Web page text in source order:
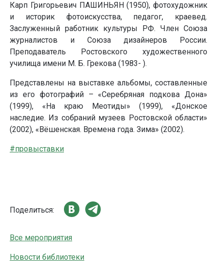
Карп Григорьевич ПАШИНЬЯН (1950), фотохудожник
и историк фотоискусства, педагог, краевед.
Заслуженный работник культуры РФ. Член Союза
журналистов и Союза дизайнеров России.
Преподаватель Ростовского художественного
училища имени М. Б. Грекова (1983- ).
Представлены на выставке альбомы, составленные
из его фотографий – «Серебряная подкова Дона»
(1999), «На краю Меотиды» (1999), «Донское
наследие. Из собраний музеев Ростовской области»
(2002), «Вёшенская. Времена года. Зима» (2002).
#провыставки
Поделиться:
Все мероприятия
Новости библиотеки